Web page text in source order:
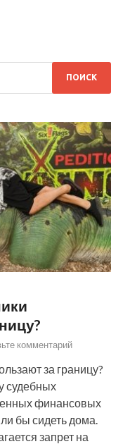
комментарий
за границу?
судебных
финансовых
бы сидеть дома.
запрет на